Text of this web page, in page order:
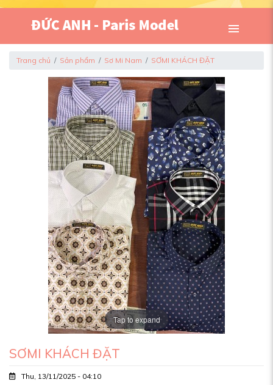
Trang chủ Sản phẩm Sơ Mi Nam SƠMI KHÁCH ĐẶT
Tap to expand
SƠMI KHÁCH ĐẶT
Thu, 13/11/2025 - 04:10